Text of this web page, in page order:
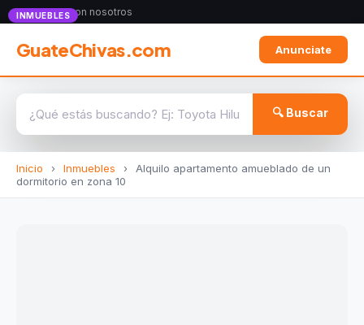
Anunciate con nosotros
GuateChivas.com Anunciate
🔍 Buscar
Inicio › Inmuebles ›
Alquilo apartamento amueblado de un
dormitorio en zona 10
INMUEBLES